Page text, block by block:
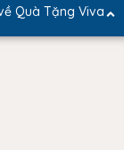
Quà Tặng Viva